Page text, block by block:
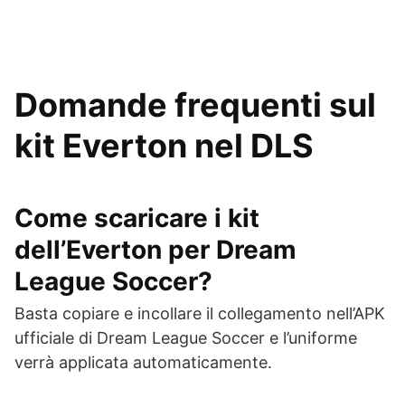
Domande frequenti sul
kit Everton nel DLS
Come scaricare i kit
dell’Everton per Dream
League Soccer?
Basta copiare e incollare il collegamento nell’APK
ufficiale di Dream League Soccer e l’uniforme
verrà applicata automaticamente.